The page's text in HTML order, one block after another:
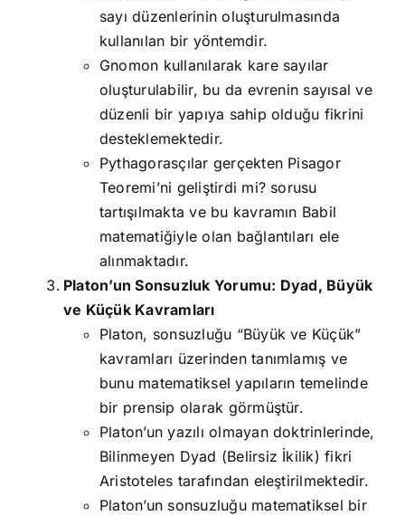
sayı düzenlerinin oluşturulmasında
kullanılan bir yöntemdir.
Gnomon kullanılarak kare sayılar
oluşturulabilir, bu da evrenin sayısal ve
düzenli bir yapıya sahip olduğu fikrini
desteklemektedir.
Pythagorasçılar gerçekten Pisagor
Teoremi’ni geliştirdi mi? sorusu
tartışılmakta ve bu kavramın Babil
matematiğiyle olan bağlantıları ele
alınmaktadır.
Platon’un Sonsuzluk Yorumu: Dyad, Büyük
ve Küçük Kavramları
Platon, sonsuzluğu “Büyük ve Küçük”
kavramları üzerinden tanımlamış ve
bunu matematiksel yapıların temelinde
bir prensip olarak görmüştür.
Platon’un yazılı olmayan doktrinlerinde,
Bilinmeyen Dyad (Belirsiz İkilik) fikri
Aristoteles tarafından eleştirilmektedir.
Platon’un sonsuzluğu matematiksel bir